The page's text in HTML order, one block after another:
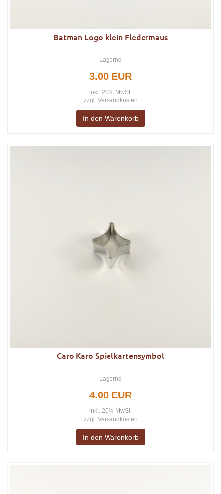
Batman Logo klein Fledermaus
Lagernd
3.00 EUR
inkl. 20% MwSt.
zzgl. Versandkosten
In den Warenkorb
Caro Karo Spielkartensymbol
Lagernd
4.00 EUR
inkl. 20% MwSt.
zzgl. Versandkosten
In den Warenkorb